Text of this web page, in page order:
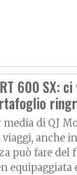
600 SX: ci
media di QJ
anche
può fare del
equipaggiata